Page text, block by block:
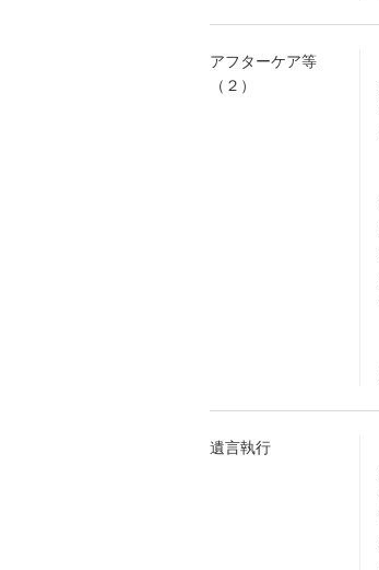
アフターケア等
（２）
遺言執行